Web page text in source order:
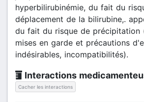
hyperbilirubinémie, du fait du
déplacement de la bilirubine,.
du fait du risque de précipitation
mises en garde et précautions
indésirables, incompatibilités).
Interactions
Cacher les interactions